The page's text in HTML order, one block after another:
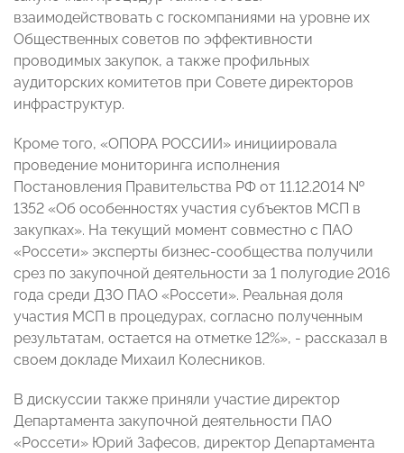
взаимодействовать с госкомпаниями на уровне их
Общественных советов по эффективности
проводимых закупок, а также профильных
аудиторских комитетов при Совете директоров
инфраструктур.
Кроме того, «ОПОРА РОССИИ» инициировала
проведение мониторинга исполнения
Постановления Правительства РФ от 11.12.2014 №
1352 «Об особенностях участия субъектов МСП в
закупках». На текущий момент совместно с ПАО
«Россети» эксперты бизнес-сообщества получили
срез по закупочной деятельности за 1 полугодие 2016
года среди ДЗО ПАО «Россети». Реальная доля
участия МСП в процедурах, согласно полученным
результатам, остается на отметке 12%», - рассказал в
своем докладе Михаил Колесников.
В дискуссии также приняли участие директор
Департамента закупочной деятельности ПАО
«Россети» Юрий Зафесов, директор Департамента